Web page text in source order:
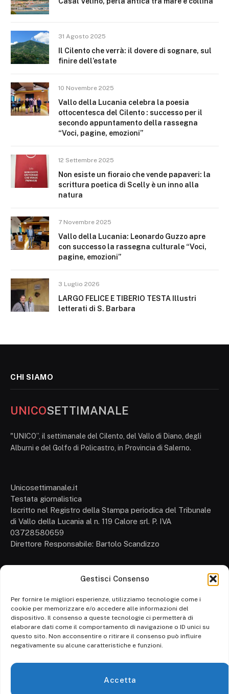
Gestisci Consenso
Per fornire le migliori esperienze, utilizziamo tecnologie come i
cookie per memorizzare e/o accedere alle informazioni del
dispositivo. Il consenso a queste tecnologie ci permetterà di
elaborare dati come il comportamento di navigazione o ID unici su
questo sito. Non acconsentire o ritirare il consenso può influire
negativamente su alcune caratteristiche e funzioni.
Accetta
31 Agosto 2025
Il Cilento che verrà: il dovere di sognare, sul
finire dell’estate
10 Novembre 2025
Vallo della Lucania celebra la poesia
ottocentesca del Cilento : successo per il
secondo appuntamento della rassegna
“Voci, pagine, emozioni”
12 Settembre 2025
Non esiste un fioraio che vende papaveri: la
scrittura poetica di Scelly è un inno alla
natura
7 Novembre 2025
Vallo della Lucania: Leonardo Guzzo apre
con successo la rassegna culturale “Voci,
pagine, emozioni”
3 Luglio 2026
LARGO FELICE E TIBERIO TESTA Illustri
letterati di S. Barbara
CHI SIAMO
UNICOSETTIMANALE
"UNICO”, il settimanale del Cilento, del Vallo di Diano, degli
Alburni e del Golfo di Policastro, in Provincia di Salerno.
Unicosettimanale.it
Testata giornalistica
Iscritto nel Registro della Stampa periodica del Tribunale
di Vallo della Lucania al n. 119 Calore srl. P. IVA
03728580659
Direttore Responsabile: Bartolo Scandizzo
Attualità
Politica
Cronaca
Economia